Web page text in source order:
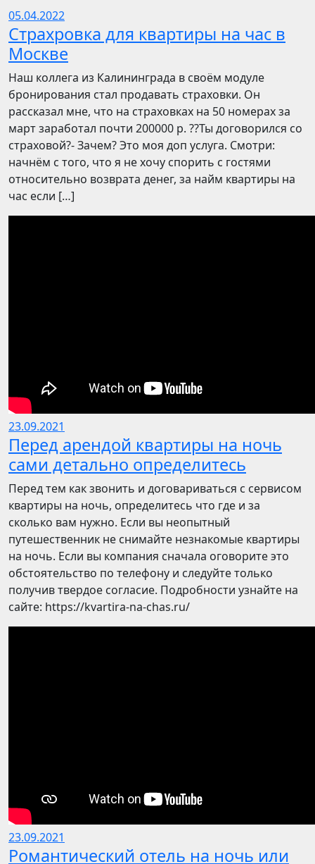
05.04.2022
Страхровка для квартиры на час в
Москве
Наш коллега из Калининграда в своём модуле
бронирования стал продавать страховки. Он
рассказал мне, что на страховках на 50 номерах за
март заработал почти 200000 р. ??Ты договорился со
страховой?- Зачем? Это моя доп услуга. Смотри:
начнём с того, что я не хочу спорить с гостями
относительно возврата денег, за найм квартиры на
час если […]
23.09.2021
Перед арендой квартиры на ночь
сами детально определитесь
Перед тем как звонить и договариваться с сервисом
квартиры на ночь, определитесь что где и за
сколько вам нужно. Если вы неопытный
путешественник не снимайте незнакомые квартиры
на ночь. Если вы компания сначала оговорите это
обстоятельство по телефону и следуйте только
получив твердое согласие. Подробности узнайте на
сайте: https://kvartira-na-chas.ru/
23.09.2021
Романтический отель на ночь или